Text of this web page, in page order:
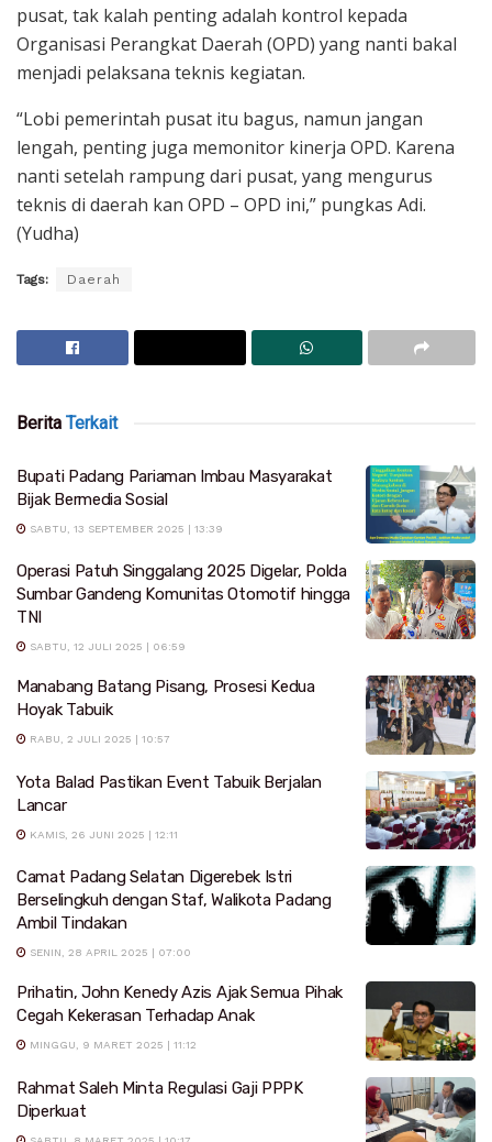
pusat, tak kalah penting adalah kontrol kepada
Organisasi Perangkat Daerah (OPD) yang nanti bakal
menjadi pelaksana teknis kegiatan.
“Lobi pemerintah pusat itu bagus, namun jangan
lengah, penting juga memonitor kinerja OPD. Karena
nanti setelah rampung dari pusat, yang mengurus
teknis di daerah kan OPD – OPD ini,” pungkas Adi.
(Yudha)
Tags: Daerah
Berita Terkait
Bupati Padang Pariaman Imbau Masyarakat
Bijak Bermedia Sosial
SABTU, 13 SEPTEMBER 2025 | 13:39
Operasi Patuh Singgalang 2025 Digelar, Polda
Sumbar Gandeng Komunitas Otomotif hingga
TNI
SABTU, 12 JULI 2025 | 06:59
Manabang Batang Pisang, Prosesi Kedua
Hoyak Tabuik
RABU, 2 JULI 2025 | 10:57
Yota Balad Pastikan Event Tabuik Berjalan
Lancar
KAMIS, 26 JUNI 2025 | 12:11
Camat Padang Selatan Digerebek Istri
Berselingkuh dengan Staf, Walikota Padang
Ambil Tindakan
SENIN, 28 APRIL 2025 | 07:00
Prihatin, John Kenedy Azis Ajak Semua Pihak
Cegah Kekerasan Terhadap Anak
MINGGU, 9 MARET 2025 | 11:12
Rahmat Saleh Minta Regulasi Gaji PPPK
Diperkuat